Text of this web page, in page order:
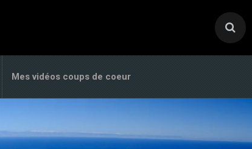
Mes vidéos coups de coeur